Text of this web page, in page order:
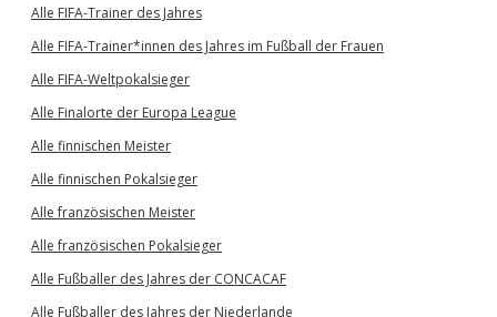
Alle FIFA-Trainer des Jahres
Alle FIFA-Trainer*innen des Jahres im Fußball der Frauen
Alle FIFA-Weltpokalsieger
Alle Finalorte der Europa League
Alle finnischen Meister
Alle finnischen Pokalsieger
Alle französischen Meister
Alle französischen Pokalsieger
Alle Fußballer des Jahres der CONCACAF
Alle Fußballer des Jahres der Niederlande